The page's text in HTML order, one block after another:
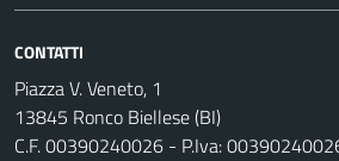
CONTATTI
Piazza V. Veneto, 1
13845 Ronco Biellese (BI)
C.F. 00390240026 - P.Iva: